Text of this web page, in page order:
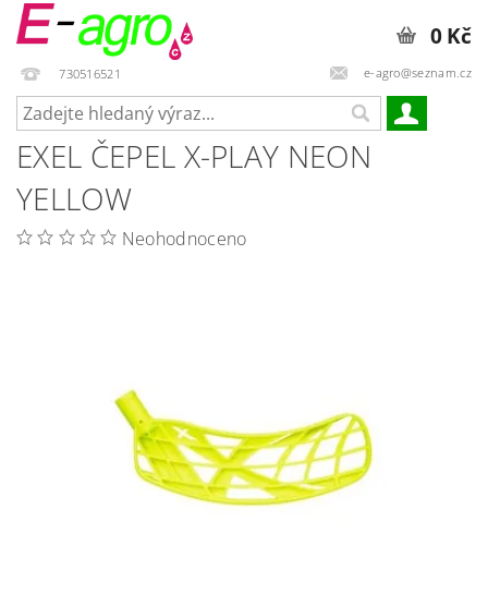
730516521 e-agro@seznam.cz
0 Kč
EXEL ČEPEL X-PLAY NEON
YELLOW
Neohodnoceno